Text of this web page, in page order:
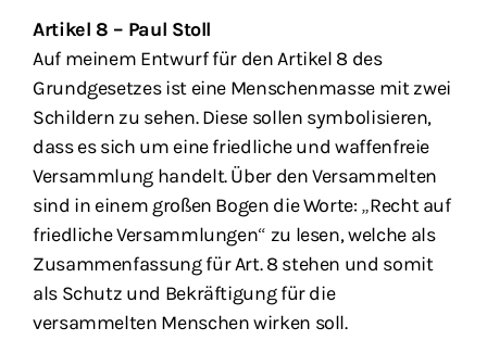
Artikel 8 – Paul Stoll
Auf meinem Entwurf für den Artikel 8 des
Grundgesetzes ist eine Menschenmasse mit zwei
Schildern zu sehen. Diese sollen symbolisieren,
dass es sich um eine friedliche und waffenfreie
Versammlung handelt. Über den Versammelten
sind in einem großen Bogen die Worte: „Recht auf
friedliche Versammlungen“ zu lesen, welche als
Zusammenfassung für Art. 8 stehen und somit
als Schutz und Bekräftigung für die
versammelten Menschen wirken soll.